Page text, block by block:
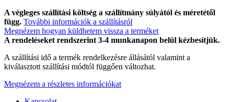
A végleges szállítási költség a szállítmány súlyától és méretétől
függ. További információk a szállításról
Megnézem hogyan küldhetem vissza a terméket
A rendeléseket rendszerint 3-4 munkanapon belül kézbesítjük.
A szállítási idő a termék rendelkezésre állásától valamint a
kiválasztott szállítási módtól függően változhat.
Megnézem a részletes információkat